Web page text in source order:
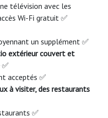
télévision avec les
Wi-Fi gratuit ✅
un supplément ✅
extérieur couvert et
✅
acceptés ✅
à visiter, des restaurants
✅